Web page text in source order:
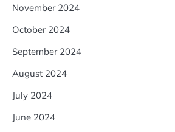
November 2024
October 2024
September 2024
August 2024
July 2024
June 2024